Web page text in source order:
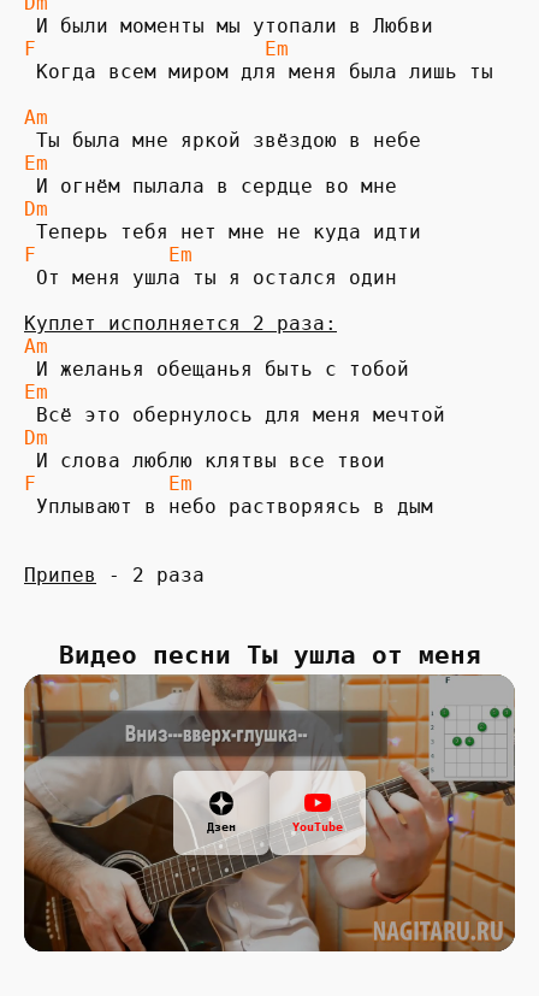
F                   Em
Когда всем миром для меня была лишь ты
Am
Em
Dm
F           Em
От меня ушла ты я остался один
Куплет исполняется 2 раза:
Am
Em
Dm
F           Em
Уплывают в небо растворяясь в дым
Припев - 2 раза
Видео песни Ты ушла от меня
Дзен YouTube